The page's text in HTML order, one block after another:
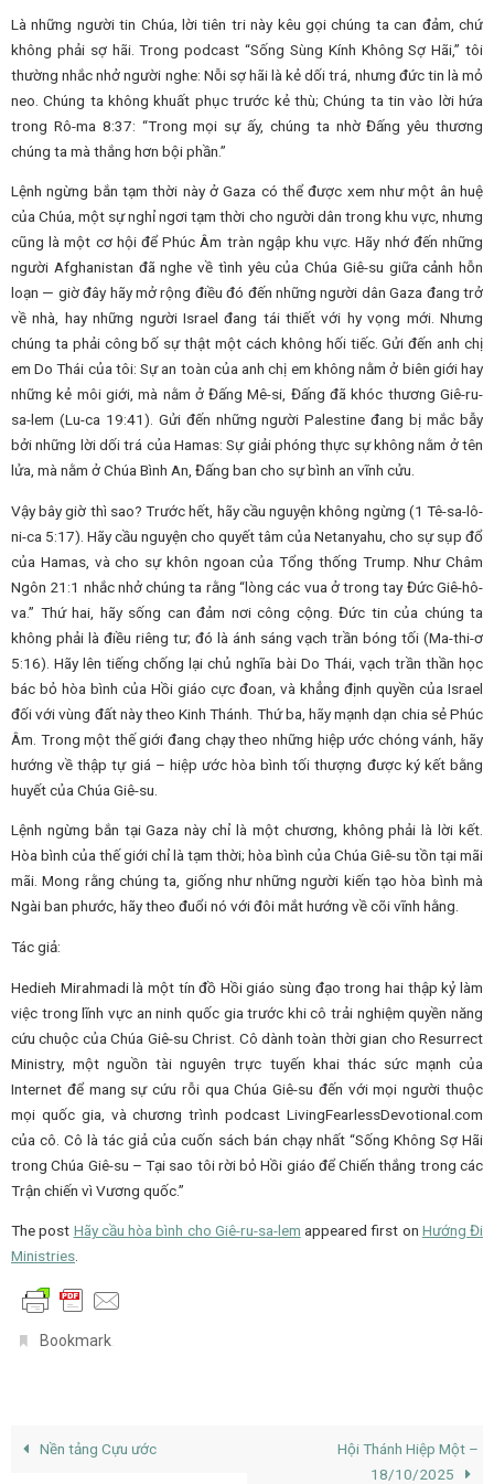
Là những người tin Chúa, lời tiên tri này kêu gọi chúng ta can đảm, chứ
không phải sợ hãi. Trong podcast “Sống Sùng Kính Không Sợ Hãi,” tôi
thường nhắc nhở người nghe: Nỗi sợ hãi là kẻ dối trá, nhưng đức tin là mỏ
neo. Chúng ta không khuất phục trước kẻ thù; Chúng ta tin vào lời hứa
trong Rô-ma 8:37: “Trong mọi sự ấy, chúng ta nhờ Đấng yêu thương
chúng ta mà thắng hơn bội phần.”
Lệnh ngừng bắn tạm thời này ở Gaza có thể được xem như một ân huệ
của Chúa, một sự nghỉ ngơi tạm thời cho người dân trong khu vực, nhưng
cũng là một cơ hội để Phúc Âm tràn ngập khu vực. Hãy nhớ đến những
người Afghanistan đã nghe về tình yêu của Chúa Giê-su giữa cảnh hỗn
loạn — giờ đây hãy mở rộng điều đó đến những người dân Gaza đang trở
về nhà, hay những người Israel đang tái thiết với hy vọng mới. Nhưng
chúng ta phải công bố sự thật một cách không hối tiếc. Gửi đến anh chị
em Do Thái của tôi: Sự an toàn của anh chị em không nằm ở biên giới hay
những kẻ môi giới, mà nằm ở Đấng Mê-si, Đấng đã khóc thương Giê-ru-
sa-lem (Lu-ca 19:41). Gửi đến những người Palestine đang bị mắc bẫy
bởi những lời dối trá của Hamas: Sự giải phóng thực sự không nằm ở tên
lửa, mà nằm ở Chúa Bình An, Đấng ban cho sự bình an vĩnh cửu.
Vậy bây giờ thì sao? Trước hết, hãy cầu nguyện không ngừng (1 Tê-sa-lô-
ni-ca 5:17). Hãy cầu nguyện cho quyết tâm của Netanyahu, cho sự sụp đổ
của Hamas, và cho sự khôn ngoan của Tổng thống Trump. Như Châm
Ngôn 21:1 nhắc nhở chúng ta rằng “lòng các vua ở trong tay Đức Giê-hô-
va.” Thứ hai, hãy sống can đảm nơi công cộng. Đức tin của chúng ta
không phải là điều riêng tư; đó là ánh sáng vạch trần bóng tối (Ma-thi-ơ
5:16). Hãy lên tiếng chống lại chủ nghĩa bài Do Thái, vạch trần thần học
bác bỏ hòa bình của Hồi giáo cực đoan, và khẳng định quyền của Israel
đối với vùng đất này theo Kinh Thánh. Thứ ba, hãy mạnh dạn chia sẻ Phúc
Âm. Trong một thế giới đang chạy theo những hiệp ước chóng vánh, hãy
hướng về thập tự giá – hiệp ước hòa bình tối thượng được ký kết bằng
huyết của Chúa Giê-su.
Lệnh ngừng bắn tại Gaza này chỉ là một chương, không phải là lời kết.
Hòa bình của thế giới chỉ là tạm thời; hòa bình của Chúa Giê-su tồn tại mãi
mãi. Mong rằng chúng ta, giống như những người kiến ​​tạo hòa bình mà
Ngài ban phước, hãy theo đuổi nó với đôi mắt hướng về cõi vĩnh hằng.
Tác giả:
Hedieh Mirahmadi là một tín đồ Hồi giáo sùng đạo trong hai thập kỷ làm
việc trong lĩnh vực an ninh quốc gia trước khi cô trải nghiệm quyền năng
cứu chuộc của Chúa Giê-su Christ. Cô dành toàn thời gian cho Resurrect
Ministry, một nguồn tài nguyên trực tuyến khai thác sức mạnh của
Internet để mang sự cứu rỗi qua Chúa Giê-su đến với mọi người thuộc
mọi quốc gia, và chương trình podcast LivingFearlessDevotional.com
của cô. Cô là tác giả của cuốn sách bán chạy nhất “Sống Không Sợ Hãi
trong Chúa Giê-su – Tại sao tôi rời bỏ Hồi giáo để Chiến thắng trong các
Trận chiến vì Vương quốc.”
The post Hãy cầu hòa bình cho Giê-ru-sa-lem appeared first on Hướng Đi
Ministries.
Bookmark.
Nền tảng Cựu ước
Hội Thánh Hiệp Một –
18/10/2025